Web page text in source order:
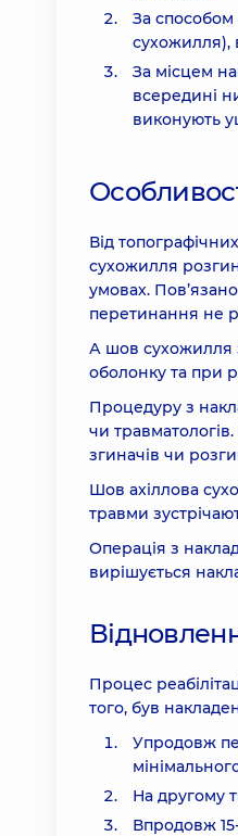
За способом
сухожилля),
За місцем
всередині
виконують
Від
сухожилля
умовах.
перетинання не
А шов сухожилля
оболонку та при
Процедуру з
чи
згиначів чи
Шов ахіллова
травми
Операція з
вирішується
Процес
того, був
Упродовж
На другому
Впродовж